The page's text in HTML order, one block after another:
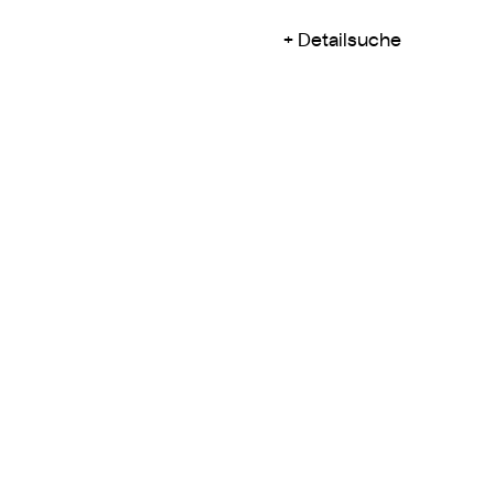
Detailsuche